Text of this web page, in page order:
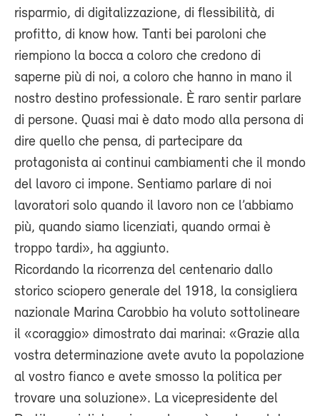
risparmio, di digitalizzazione, di flessibilità, di
profitto, di know how. Tanti bei paroloni che
riempiono la bocca a coloro che credono di
saperne più di noi, a coloro che hanno in mano il
nostro destino professionale. È raro sentir parlare
di persone. Quasi mai è dato modo alla persona di
dire quello che pensa, di partecipare da
protagonista ai continui cambiamenti che il mondo
del lavoro ci impone. Sentiamo parlare di noi
lavoratori solo quando il lavoro non ce l’abbiamo
più, quando siamo licenziati, quando ormai è
troppo tardi», ha aggiunto.
Ricordando la ricorrenza del centenario dallo
storico sciopero generale del 1918, la consigliera
nazionale Marina Carobbio ha voluto sottolineare
il «coraggio» dimostrato dai marinai: «Grazie alla
vostra determinazione avete avuto la popolazione
al vostro fianco e avete smosso la politica per
trovare una soluzione». La vicepresidente del